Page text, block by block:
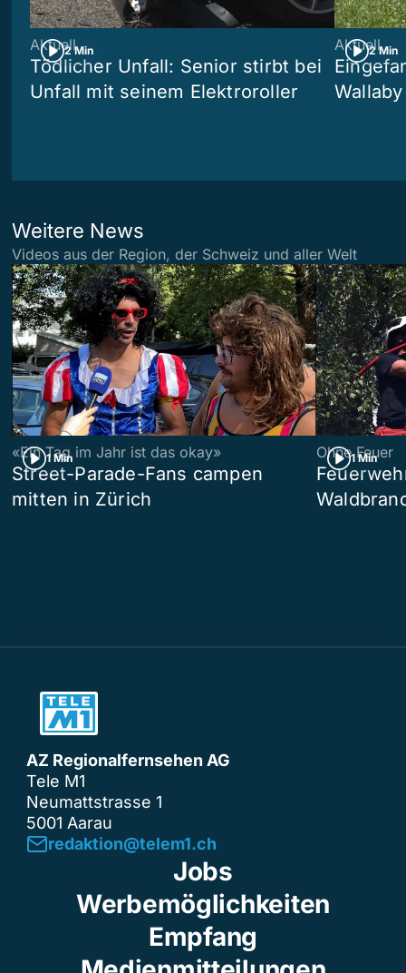
2 Min
Aktuell
Tödlicher Unfall: Senior stirbt bei
Unfall mit seinem Elektroroller
2 Min
Aktuell
Weitere News
Videos aus der Region, der Schweiz und aller Welt
1 Min
«Ein Tag im Jahr ist das okay»
Street-Parade-Fans campen
mitten in Zürich
1 Min
Ohne Feuer
AZ Regionalfernsehen AG
Tele M1
Neumattstrasse 1
5001 Aarau
redaktion@telem1.ch
Jobs
Werbemöglichkeiten
Empfang